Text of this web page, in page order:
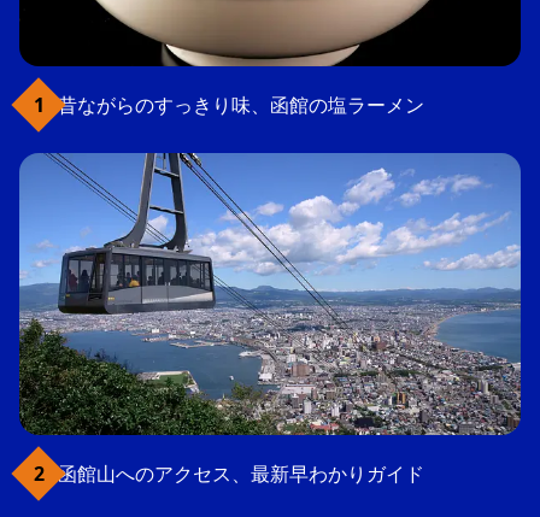
昔ながらのすっきり味、函館の塩ラーメン
函館山へのアクセス、最新早わかりガイド